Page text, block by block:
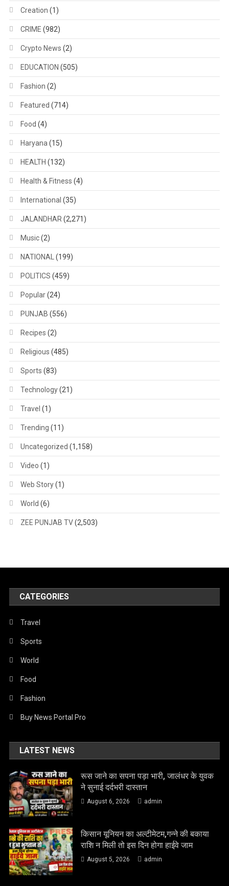
Creation (1)
CRIME (982)
Crypto News (2)
EDUCATION (505)
Fashion (2)
Featured (714)
Food (4)
Haryana(15)
HEALTH (132)
Health & Fitness (4)
International (35)
JALANDHAR(2,271)
Music(2)
NATIONAL(199)
POLITICS (459)
Popular(24)
PUNJAB (556)
Recipes (2)
Religious (485)
Sports (83)
Technology(21)
Travel (1)
Trending (11)
Uncategorized (1,158)
Video (1)
Web Story(1)
World (6)
ZEE PUNJAB TV(2,503)
CATEGORIES
Travel
Sports
World
Food
Fashion
Buy News Portal Pro
LATEST NEWS
रूस जाने का सपना पड़ा भारी, जालंधर के युवक
ने सुनाई दर्दभरी दास्तान
August 6, 2026 admin
किसान यूनियन का अल्टीमेटम,गन्ने की बकाया
राशि न मिली तो इस दिन होगा हाईवे जाम
August 5, 2026 admin